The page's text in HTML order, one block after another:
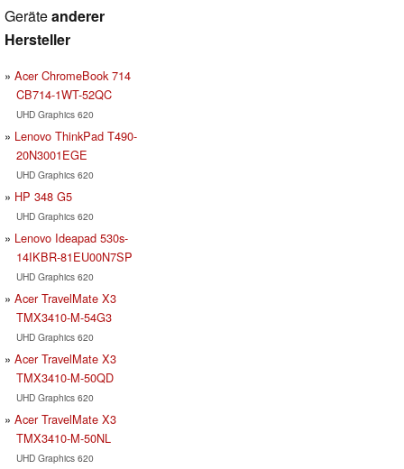
Geräteanderer
Hersteller
Acer ChromeBook 714
CB714-1WT-52QC
UHD Graphics 620
Lenovo ThinkPad T490-
20N3001EGE
UHD Graphics 620
HP 348 G5
UHD Graphics 620
Lenovo Ideapad 530s-
14IKBR-81EU00N7SP
UHD Graphics 620
Acer TravelMate X3
TMX3410-M-54G3
UHD Graphics 620
Acer TravelMate X3
TMX3410-M-50QD
UHD Graphics 620
Acer TravelMate X3
TMX3410-M-50NL
UHD Graphics 620